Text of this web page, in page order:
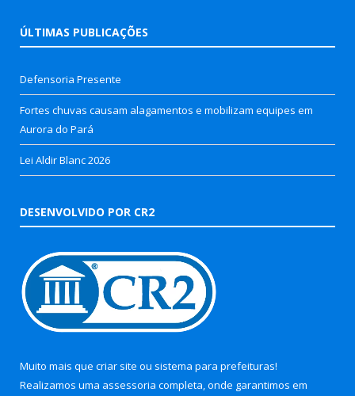
ÚLTIMAS PUBLICAÇÕES
Defensoria Presente
Fortes chuvas causam alagamentos e mobilizam equipes em
Aurora do Pará
Lei Aldir Blanc 2026
DESENVOLVIDO POR CR2
Muito mais que criar site ou sistema para prefeituras!
Realizamos uma assessoria completa, onde garantimos em